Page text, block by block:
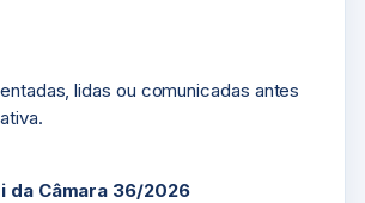
lidas ou comunicadas antes
da Câmara 36/2026